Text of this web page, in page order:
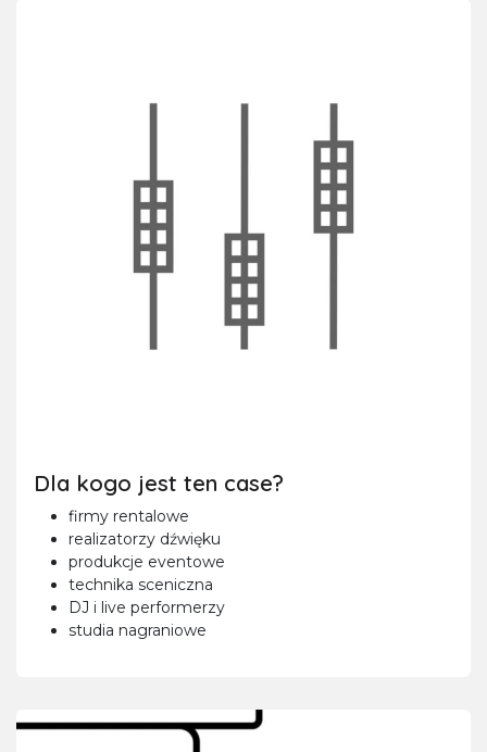
Dla kogo jest ten case?
firmy rentalowe
realizatorzy dźwięku
produkcje eventowe
technika sceniczna
DJ i live performerzy
studia nagraniowe